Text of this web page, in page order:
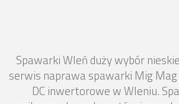
Spawarki Wleń duży wybór
serwis naprawa spawarki Mig
DC inwertorowe w Wleniu.